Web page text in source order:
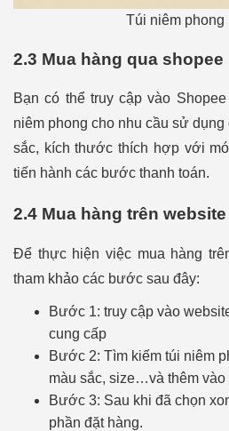
Túi niêm phong
2.3 Mua hàng qua shopee
Bạn có thể truy cập vào
niêm phong cho nhu cầu sử
sắc, kích thước thích hợp với
tiến hành các bước thanh toán.
2.4 Mua hàng trên website
Để thực hiện việc mua hàng
tham khảo các bước sau đây:
Bước 1: truy cập vào
cung cấp
Bước 2: Tìm kiếm túi niêm
màu sắc, size…và thêm vào
Bước 3: Sau khi đã chọn
phần đặt hàng.